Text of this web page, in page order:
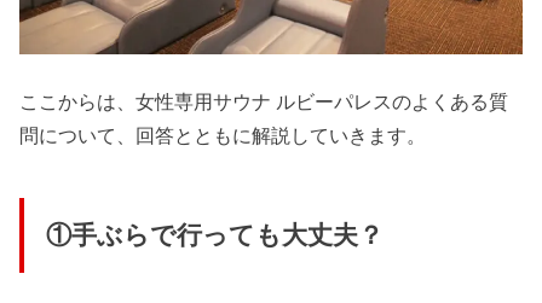
ここからは、女性専用サウナ ルビーパレスのよくある質
問について、回答とともに解説していきます。
①手ぶらで行っても大丈夫？